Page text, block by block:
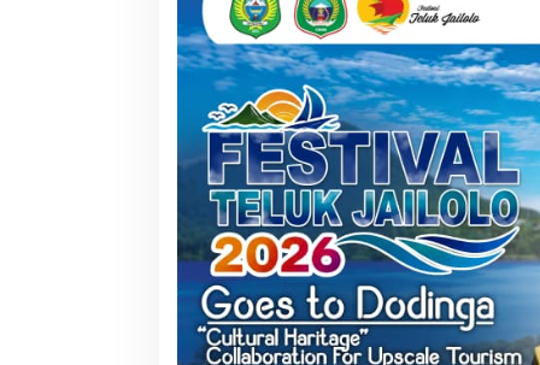
DPP PKB Tunjuk
Pimpin DPC PKB
2026-2031
Di Berita, Halmahera Barat,